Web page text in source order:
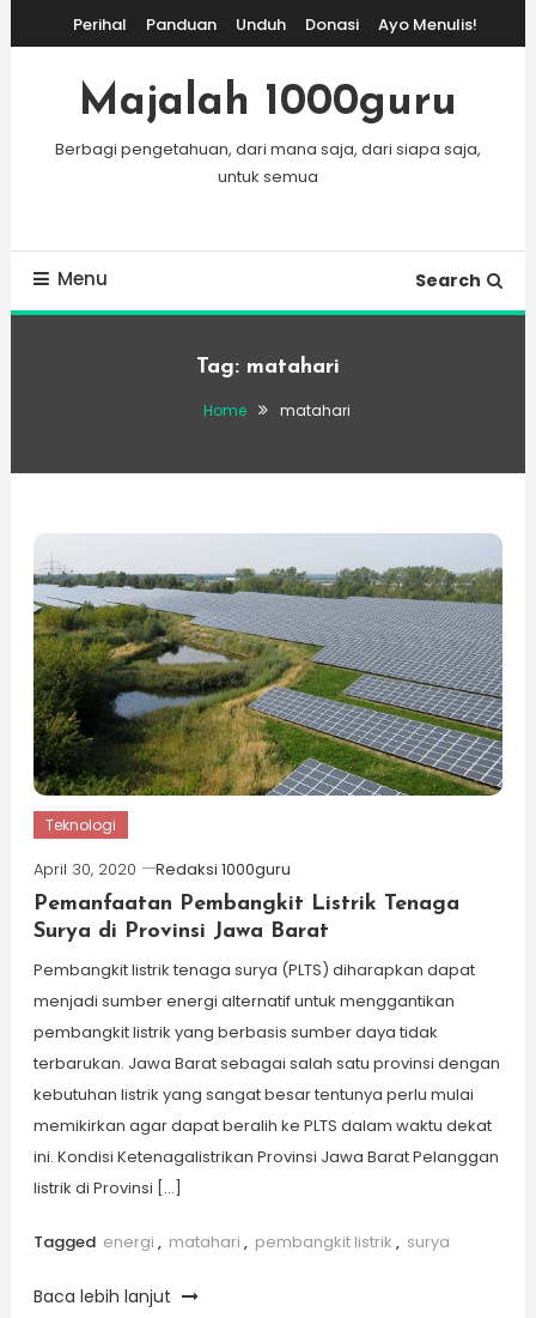
To
Content
Perihal Panduan Unduh Donasi Ayo Menulis!
Majalah 1000guru
Berbagi pengetahuan, dari mana saja, dari siapa saja,
untuk semua
Menu Search
Tag: matahari
Home matahari
Teknologi
April 30, 2020
Redaksi 1000guru
Pemanfaatan Pembangkit Listrik Tenaga
Surya di Provinsi Jawa Barat
Pembangkit listrik tenaga surya (PLTS) diharapkan dapat
menjadi sumber energi alternatif untuk menggantikan
pembangkit listrik yang berbasis sumber daya tidak
terbarukan. Jawa Barat sebagai salah satu provinsi dengan
kebutuhan listrik yang sangat besar tentunya perlu mulai
memikirkan agar dapat beralih ke PLTS dalam waktu dekat
ini. Kondisi Ketenagalistrikan Provinsi Jawa Barat Pelanggan
listrik di Provinsi […]
Tagged energi , matahari , pembangkit listrik , surya
Baca lebih lanjut